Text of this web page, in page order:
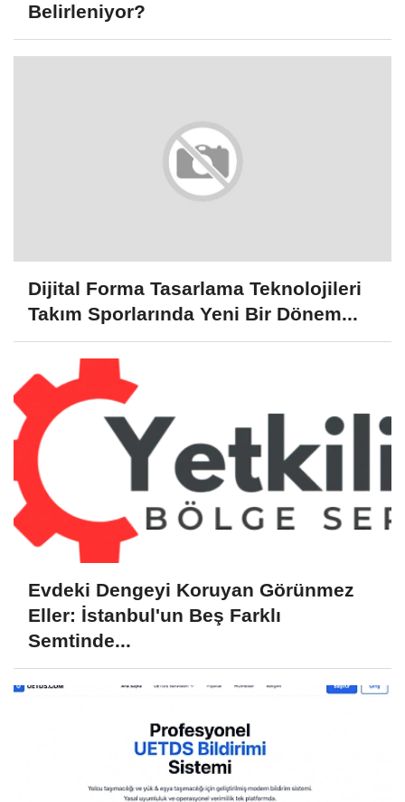
Belirleniyor?
Dijital Forma Tasarlama Teknolojileri
Takım Sporlarında Yeni Bir Dönem...
Evdeki Dengeyi Koruyan Görünmez
Eller: İstanbul'un Beş Farklı
Semtinde...